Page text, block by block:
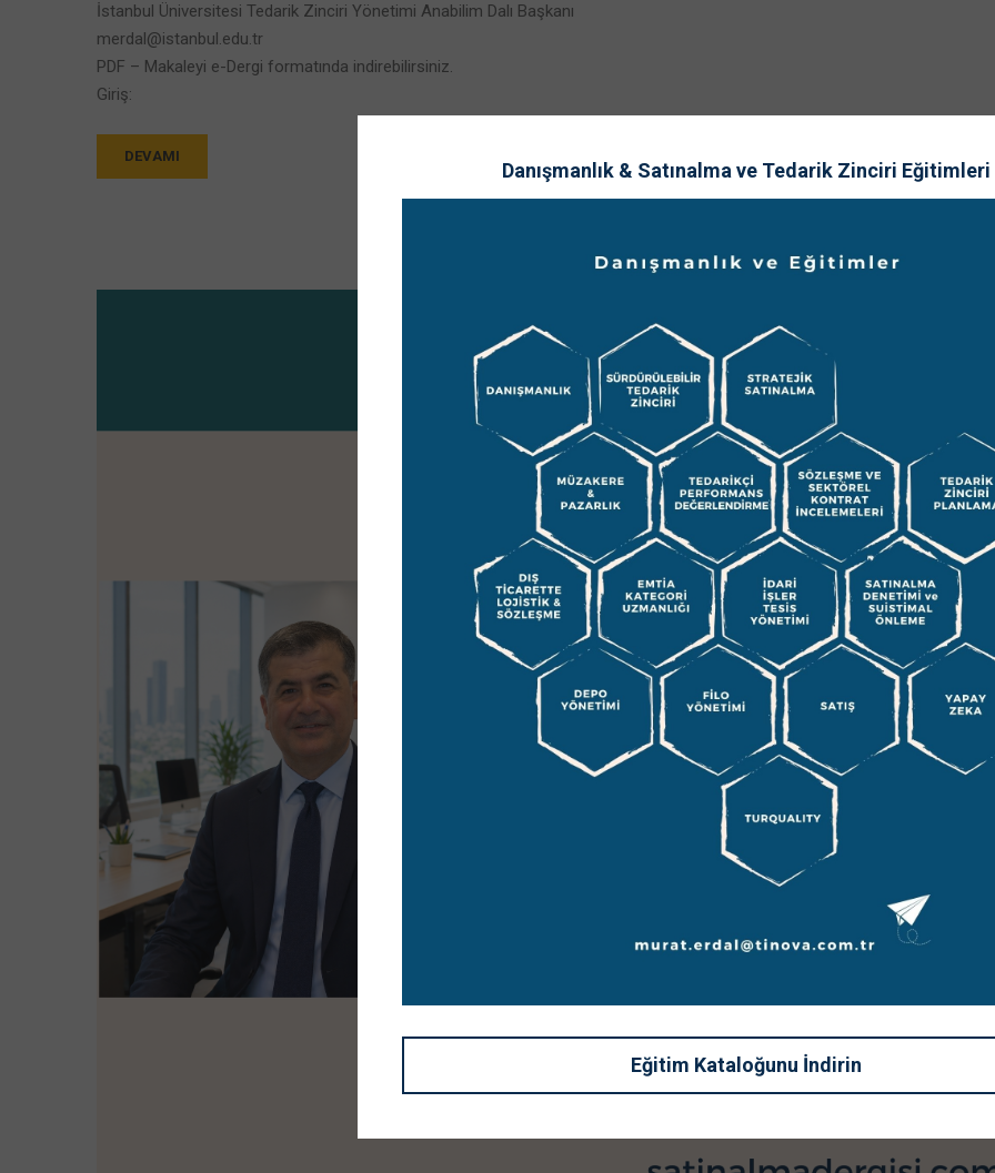
İstanbul Üniversitesi Tedarik Zinciri Yönetimi Anabilim Dalı Başkanı
merdal@istanbul.edu.tr
PDF – Makaleyi e-Dergi formatında indirebilirsiniz.
Giriş:
DEVAMI
Danışmanlık & Satınalma ve Tedarik Zinciri Eğitimleri
Eğitim Kataloğunu İndirin